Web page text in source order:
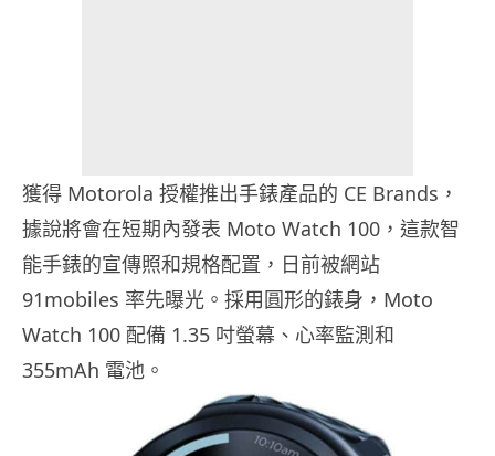
獲得 Motorola 授權推出手錶產品的 CE Brands，
據說將會在短期內發表 Moto Watch 100，這款智
能手錶的宣傳照和規格配置，日前被網站
91mobiles 率先曝光。採用圓形的錶身，Moto
Watch 100 配備 1.35 吋螢幕、心率監測和
355mAh 電池。